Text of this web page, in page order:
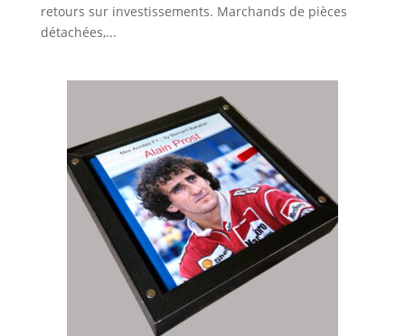
retours sur investissements. Marchands de pièces
détachées,...